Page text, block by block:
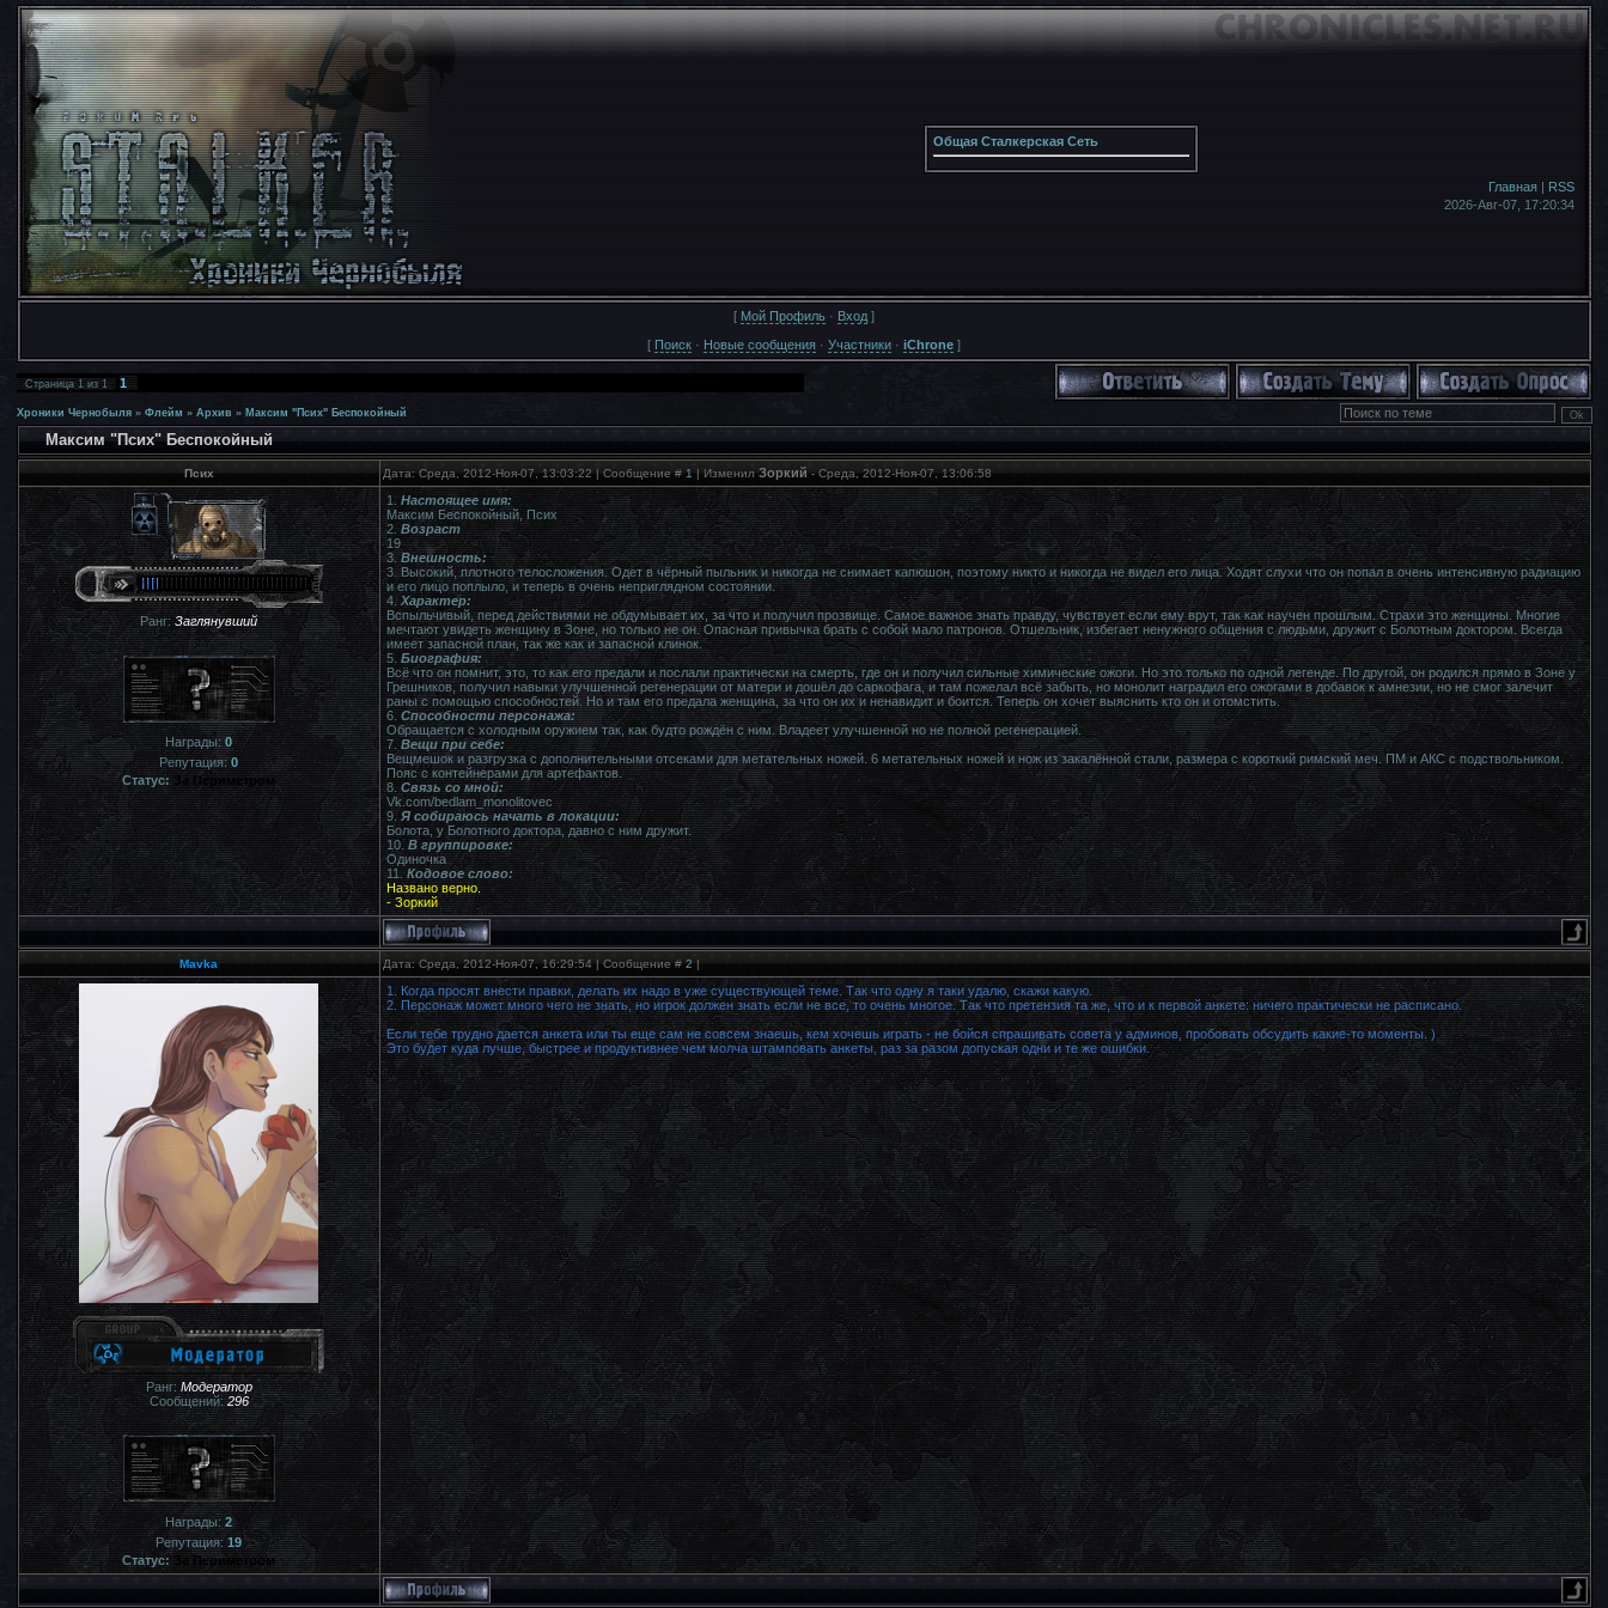
Общая Сталкерская Сеть
Главная| RSS
2026-Авг-07, 17:20:35
[ Мой Профиль · Вход ]
[ Поиск · Новые сообщения · Участники · iChrone ]
Страница1из1 1
Хроники Чернобыля » Флейм » Архив » Максим "Псих" Беспокойный
Максим "Псих" Беспокойный
Псих Дата: Среда, 2012-Ноя-07, 13:03:22 | Сообщение # 1 | Изменил Зоркий - Среда, 2012-Ноя-07, 13:06:58
Ранг: Заглянувший
Награды:0
Репутация:0
Статус: За Периметром
1. Настоящее имя:
Максим Беспокойный, Псих
2.Возраст
19
3.Внешность:
3. Высокий, плотного телосложения. Одет в чёрный пыльник и никогда не снимает капюшон, поэтому никто и никогда не видел его лица. Ходят слухи что он попал в очень интенсивную радиацию
и его лицо поплыло, и теперь в очень неприглядном состоянии.
4.Характер:
Вспыльчивый, перед действиями не обдумывает их, за что и получил прозвище. Самое важное знать правду, чувствует если ему врут, так как научен прошлым. Страхи это женщины. Многие
мечтают увидеть женщину в Зоне, но только не он. Опасная привычка брать с собой мало патронов. Отшельник, избегает ненужного общения с людьми, дружит с Болотным доктором. Всегда
имеет запасной план, так же как и запасной клинок.
5. Биография:
Всё что он помнит, это, то как его предали и послали практически на смерть, где он и получил сильные химические ожоги. Но это только по одной легенде. По другой, он родился прямо в Зоне у
Грешников, получил навыки улучшенной регенерации от матери и дошёл до саркофага, и там пожелал всё забыть, но монолит наградил его ожогами в добавок к амнезии, но не смог залечит
раны с помощью способностей. Но и там его предала женщина, за что он их и ненавидит и боится. Теперь он хочет выяснить кто он и отомстить.
6. Способности персонажа:
Обращается с холодным оружием так, как будто рождён с ним. Владеет улучшенной но не полной регенерацией.
7.Вещи при себе:
Вещмешок и разгрузка с дополнительными отсеками для метательных ножей. 6 метательных ножей и нож из закалённой стали, размера с короткий римский меч. ПМ и АКС с подствольником.
Пояс с контейнерами для артефактов.
8. Связь со мной:
Vk.com/bedlam_monolitovec
9.Я собираюсь начать в локации:
Болота, у Болотного доктора, давно с ним дружит.
10.В группировке:
Одиночка
11.Кодовое слово:
Названо верно.
- Зоркий
Mavka Дата: Среда, 2012-Ноя-07, 16:29:54 | Сообщение # 2 |
Ранг:Модератор
Сообщений:296
Награды: 2
Репутация:19
Статус:За Периметром
1. Когда просят внести правки, делать их надо в уже существующей теме. Так что одну я таки удалю, скажи какую.
2. Персонаж может много чего не знать, но игрок должен знать если не все, то очень многое. Так что претензия та же, что и к первой анкете: ничего практически не расписано.
Если тебе трудно дается анкета или ты еще сам не совсем знаешь, кем хочешь играть - не бойся спрашивать совета у админов, пробовать обсудить какие-то моменты. )
Это будет куда лучше, быстрее и продуктивнее чем молча штамповать анкеты, раз за разом допуская одни и те же ошибки.